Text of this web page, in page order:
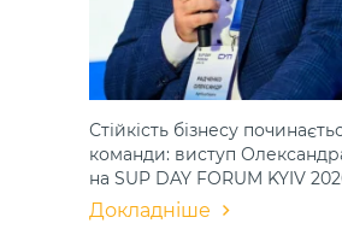
Стійкість бізнесу
команди: виступ
на SUP DAY FORUM KYIV
Докладніше